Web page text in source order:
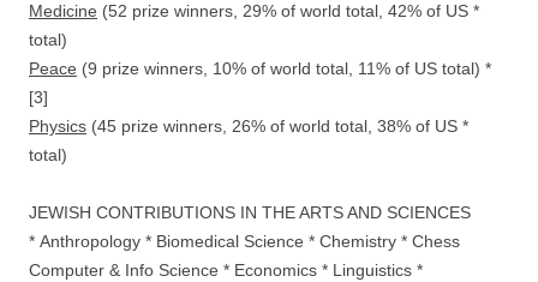
*
Medicine (52 prize winners, 29% of world total, 42% of US
total)
*
Peace (9 prize winners, 10% of world total, 11% of US total)
[3]
*
Physics (45 prize winners, 26% of world total, 38% of US
total)
JEWISH CONTRIBUTIONS IN THE ARTS AND SCIENCES
Anthropology * Biomedical Science * Chemistry * Chess *
Computer & Info Science * Economics * Linguistics *